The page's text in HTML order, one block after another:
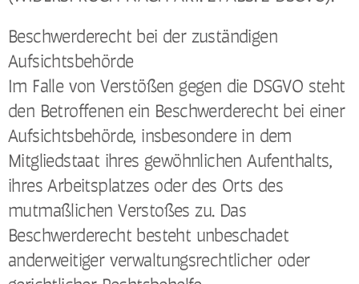
Beschwerderecht bei der zuständigen
Aufsichtsbehörde
Im Falle von Verstößen gegen die DSGVO steht
den Betroffenen ein Beschwerderecht bei einer
Aufsichtsbehörde, insbesondere in dem
Mitgliedstaat ihres gewöhnlichen Aufenthalts,
ihres Arbeitsplatzes oder des Orts des
mutmaßlichen Verstoßes zu. Das
Beschwerderecht besteht unbeschadet
anderweitiger verwaltungsrechtlicher oder